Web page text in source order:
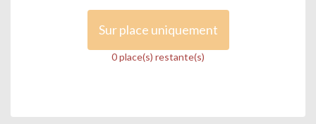
Sur place uniquement
0 place(s) restante(s)